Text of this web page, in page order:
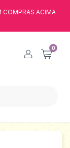
COMPRAS ACIMA
0